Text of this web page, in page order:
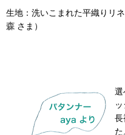
生地： 洗いこまれた平織りリ
森 さま）
選
長
た